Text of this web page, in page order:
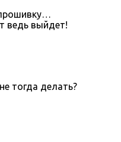
ведь выйдет!
тогда делать?